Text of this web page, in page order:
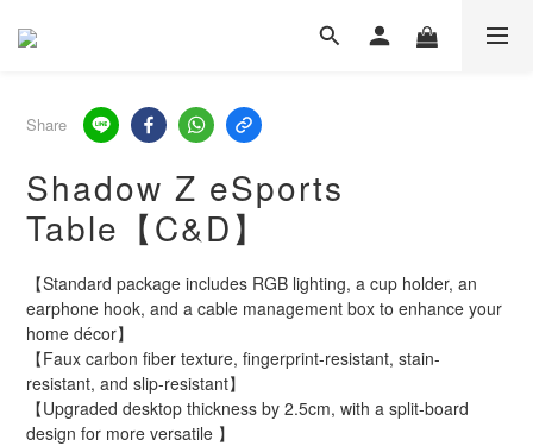
Share
Shadow Z eSports
Table【C&D】
【Standard package includes RGB lighting, a cup holder, an
earphone hook, and a cable management box to enhance your
home décor】
【Faux carbon fiber texture, fingerprint-resistant, stain-
resistant, and slip-resistant】
【Upgraded desktop thickness by 2.5cm, with a split-board
design for more versatile 】